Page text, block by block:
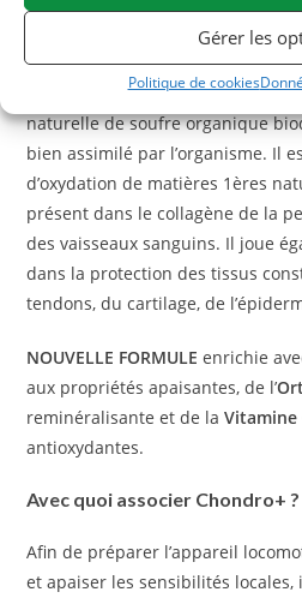
Gérer les
Politique de cookies
soutenue des articulations,
croissance et de vieillesse.
ou méthyl-sulfonyl-
naturelle de soufre organique
bien assimilé par l’organisme. Il
d’oxydation de matières 1ères
présent dans le collagène de la
des vaisseaux sanguins. Il joue
dans la protection des tissus
tendons, du cartilage, de
NOUVELLE FORMULE enrichie
aux propriétés apaisantes, de l’
reminéralisante et de laVitamine
antioxydantes.
Avec quoi associer Chondro+ ?
Afin de préparer l’appareil
et apaiser les sensibilités locales,